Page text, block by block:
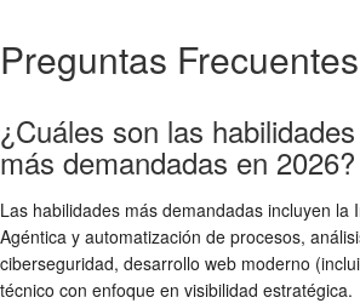
Preguntas Frecuentes
¿Cuáles son las
más demandadas en 2026?
Las habilidades más demandadas incluyen la
Agéntica y automatización de procesos,
ciberseguridad, desarrollo web moderno
técnico con enfoque en visibilidad estratégica.